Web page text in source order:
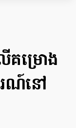
គម្រោង
រណ៍នៅ